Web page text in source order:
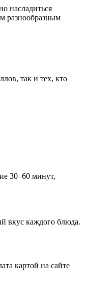
насладиться
разнообразным
так и тех, кто
30–60 минут,
вкус каждого блюда.
картой на сайте